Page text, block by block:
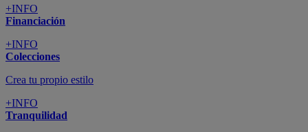
+INFO
Financiación
+INFO
Colecciones
Crea tu propio estilo
+INFO
Tranquilidad